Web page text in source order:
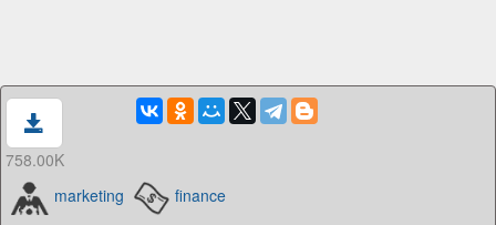
758.00K
marketing
finance